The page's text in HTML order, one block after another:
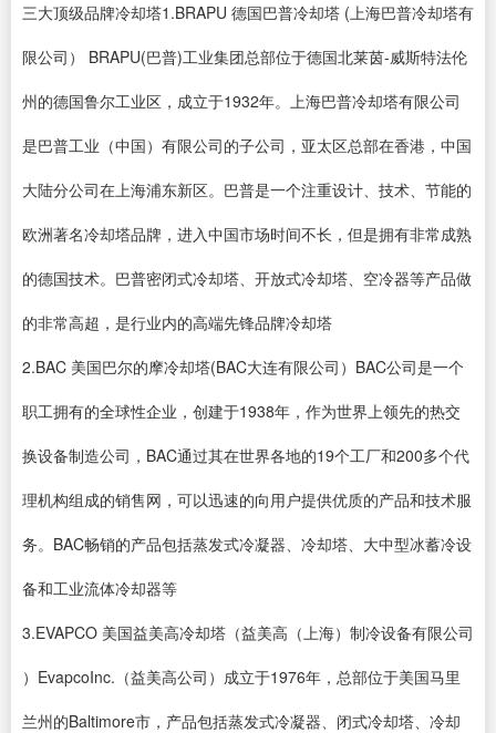
三大顶级品牌冷却塔1.BRAPU 德国巴普冷却塔 (上海巴普冷却塔有
限公司） BRAPU(巴普)工业集团总部位于德国北莱茵-威斯特法伦
州的德国鲁尔工业区，成立于1932年。上海巴普冷却塔有限公司
是巴普工业（中国）有限公司的子公司，亚太区总部在香港，中国
大陆分公司在上海浦东新区。巴普是一个注重设计、技术、节能的
欧洲著名冷却塔品牌，进入中国市场时间不长，但是拥有非常成熟
的德国技术。巴普密闭式冷却塔、开放式冷却塔、空冷器等产品做
的非常高超，是行业内的高端先锋品牌冷却塔
2.BAC 美国巴尔的摩冷却塔(BAC大连有限公司）BAC公司是一个
职工拥有的全球性企业，创建于1938年，作为世界上领先的热交
换设备制造公司，BAC通过其在世界各地的19个工厂和200多个代
理机构组成的销售网，可以迅速的向用户提供优质的产品和技术服
务。BAC畅销的产品包括蒸发式冷凝器、冷却塔、大中型冰蓄冷设
备和工业流体冷却器等
3.EVAPCO 美国益美高冷却塔（益美高（上海）制冷设备有限公司
）EvapcoInc.（益美高公司）成立于1976年，总部位于美国马里
兰州的Baltimore市，产品包括蒸发式冷凝器、闭式冷却塔、冷却